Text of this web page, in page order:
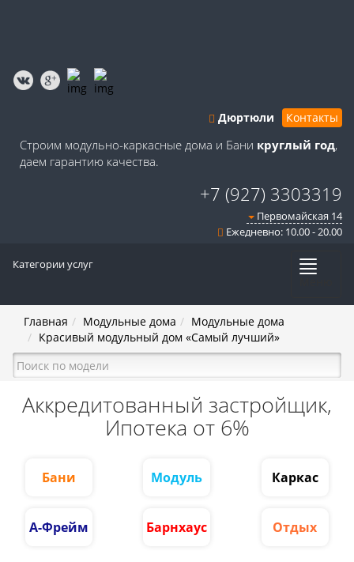
Дюртюли Контакты
Строим модульно-каркасные дома и Бани круглый год,
даем гарантию качества.
+7 (927) 3303319
Первомайская 14
Ежедневно: 10.00 - 20.00
Категории услуг
Главная Модульные дома
Модульные дома
Красивый модульный дом «Самый лучший»
Аккредитованный застройщик,
Ипотека от 6%
Бани Модуль Каркас
А-Фрейм Барнхаус Отдых